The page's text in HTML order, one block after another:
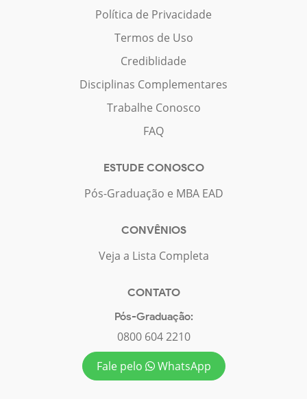
Política de Privacidade
Termos de Uso
Crediblidade
Disciplinas Complementares
Trabalhe Conosco
FAQ
ESTUDE CONOSCO
Pós-Graduação e MBA EAD
CONVÊNIOS
Veja a Lista Completa
CONTATO
Pós-Graduação:
0800 604 2210
Fale pelo
WhatsApp